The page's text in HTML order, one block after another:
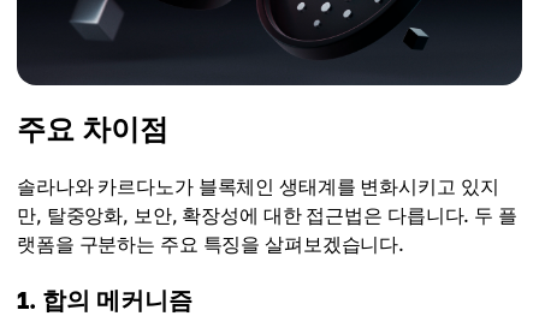
주요 차이점
솔라나와 카르다노가 블록체인 생태계를 변화시키고 있지
만, 탈중앙화, 보안, 확장성에 대한 접근법은 다릅니다. 두 플
랫폼을 구분하는 주요 특징을 살펴보겠습니다.
1. 합의 메커니즘